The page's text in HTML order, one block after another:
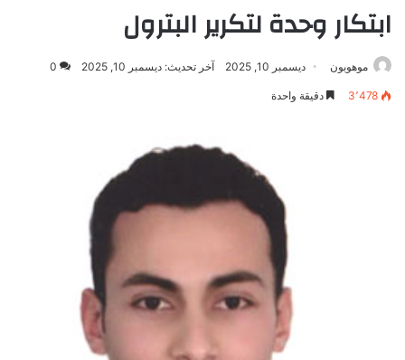
ابتكار وحدة لتكرير البترول
موهوبون ديسمبر 10, 2025 آخر تحديث: ديسمبر 10, 2025 0
3٬478 دقيقة واحدة